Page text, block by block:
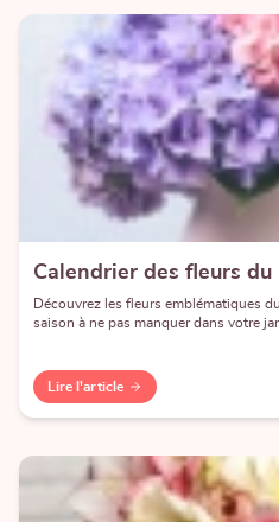
Calendrier des fleurs du
Découvrez les fleurs emblématiques
saison à ne pas manquer dans votre
Lire l'article